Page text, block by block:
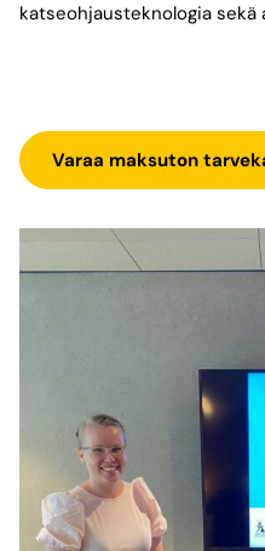
katseohjausteknologia sekä
Varaa maksuton